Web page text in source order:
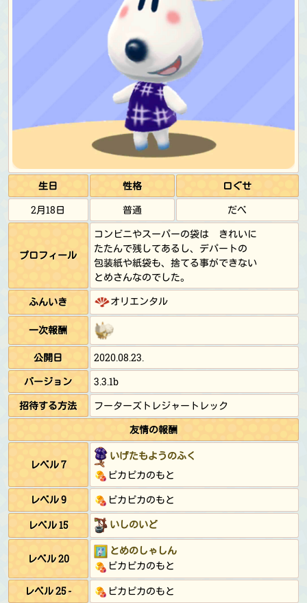
生日 性格
口ぐせ
2月18日
普通 だべ
プロフィール
コンビニやスーパーの袋は きれいに
たたんで残してあるし、デパートの
包装紙や紙袋も、捨てる事ができない
とめさんなのでした。
ふんいき
オリエンタル
一次報酬
公開日
2020.08.23.
バージョン
3.3.1b
招待する方法
フーターズトレジャートレック
友情の報酬
レベル 7
いげたもようのふく
ピカピカのもと
レベル 9
ピカピカのもと
レベル 15
いしのいど
レベル 20
とめのしゃしん
ピカピカのもと
レベル 25 -
ピカピカのもと